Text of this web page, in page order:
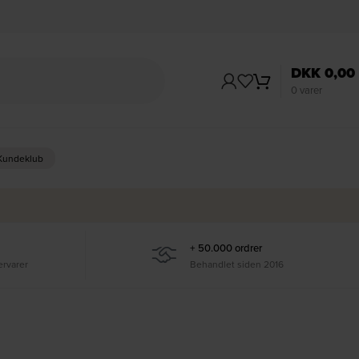
0 varer
DKK0,00
+ 50.000 ordrer
Behandlet siden 2016